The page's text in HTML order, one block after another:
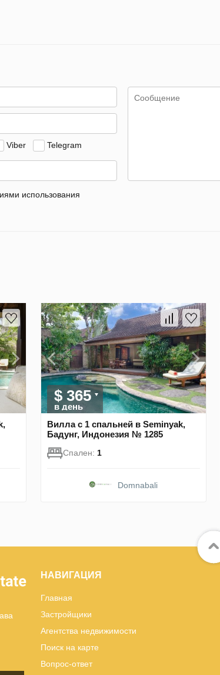
Viber Telegram
использования
$ 365
в день
Вилла с 1 спальней в Seminyak,
Бадунг, Индонезия № 1285
Спален: 1
Domnabali
НАВИГАЦИЯ
Главная
Застройщики
Агентства недвижимости
Поиск на карте
Вопрос-ответ